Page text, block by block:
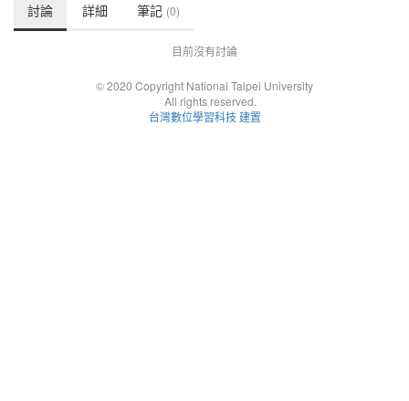
討論 詳細 筆記 (0)
目前沒有討論
© 2020 Copyright National Taipei University
All rights reserved.
台灣數位學習科技 建置